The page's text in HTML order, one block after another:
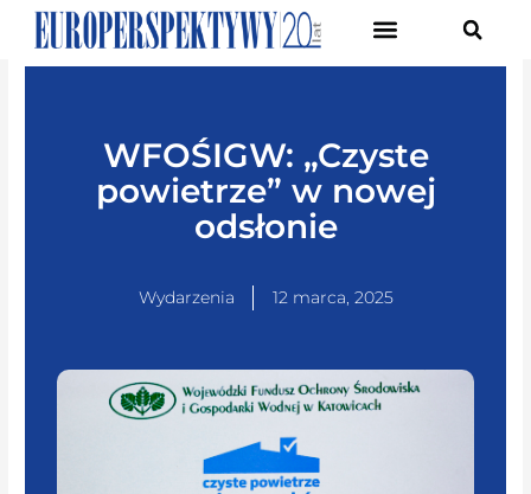
WFOŚIGW: „Czyste
powietrze” w nowej
odsłonie
Wydarzenia 12 marca, 2025